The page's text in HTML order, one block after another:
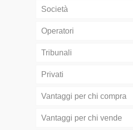
Società
Operatori
Tribunali
Privati
Vantaggi per chi compra
Vantaggi per chi vende